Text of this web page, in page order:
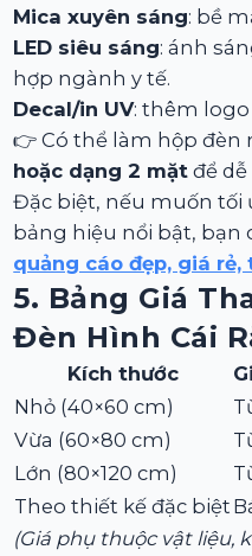
Mica xuyên sáng: bề
LED siêu sáng: ánh
hợp ngành y tế.
Decal/in UV: thêm
👉 Có thể làm hộp đèn
hoặc dạng 2 mặt để
Đặc biệt, nếu muốn tối
bảng hiệu nổi bật, bạn
quảng cáo đẹp, giá
5. Bảng Giá
Đèn Hình Cái
Kích thước
Nhỏ (40×60 cm)
Vừa (60×80 cm)
Lớn (80×120 cm)
Theo thiết kế đặc biệt
(Giá phụ thuộc vật liệu,